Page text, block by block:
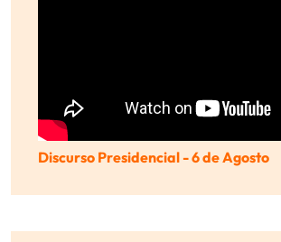
Discurso Presidencial - 6 de Agosto